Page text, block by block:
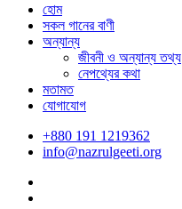
হোম
সকল গানের বাণী
অন্যান্য
জীবনী ও অন্যান্য তথ্য
নেপথ্যের কথা
মতামত
যোগাযোগ
+880 191 1219362
info@nazrulgeeti.org